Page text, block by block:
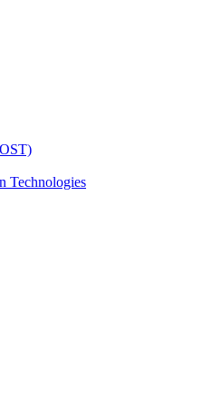
Technologies